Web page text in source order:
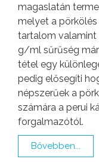
magaslatán
melyet a pörkölés
tartalom valamint
g/ml sűrűség már
tétel egy
pedig elősegíti
népszerűek a
számára a perui
forgalmazótól.
Bővebben...